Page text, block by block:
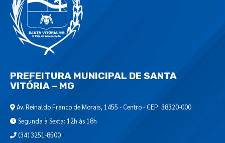
PREFEITURA MUNICIPAL DE SANTA
VITÓRIA – MG
Av. Reinaldo Franco de Morais, 1455 - Centro - CEP: 38320-000
Segunda à Sexta: 12h às 18h
(34) 3251-8500